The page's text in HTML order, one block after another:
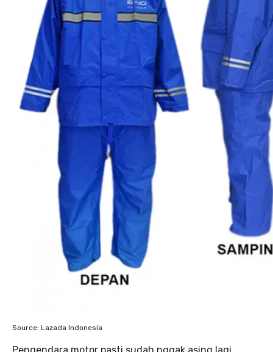
Source: Lazada Indonesia